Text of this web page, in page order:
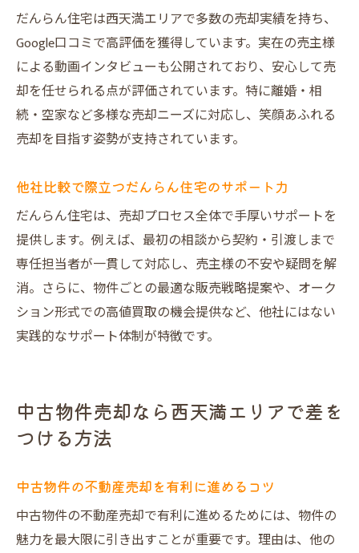
だんらん住宅は西天満エリアで多数の売却実績を持ち、
Google口コミで高評価を獲得しています。実在の売主様
による動画インタビューも公開されており、安心して売
却を任せられる点が評価されています。特に離婚・相
続・空家など多様な売却ニーズに対応し、笑顔あふれる
売却を目指す姿勢が支持されています。
他社比較で際立つだんらん住宅のサポート力
だんらん住宅は、売却プロセス全体で手厚いサポートを
提供します。例えば、最初の相談から契約・引渡しまで
専任担当者が一貫して対応し、売主様の不安や疑問を解
消。さらに、物件ごとの最適な販売戦略提案や、オーク
ション形式での高値買取の機会提供など、他社にはない
実践的なサポート体制が特徴です。
中古物件売却なら西天満エリアで差を
つける方法
中古物件の不動産売却を有利に進めるコツ
中古物件の不動産売却で有利に進めるためには、物件の
魅力を最大限に引き出すことが重要です。理由は、他の